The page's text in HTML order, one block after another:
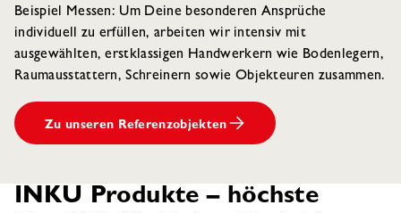
Beispiel Messen: Um Deine besonderen Ansprüche
individuell zu erfüllen, arbeiten wir intensiv mit
ausgewählten, erstklassigen Handwerkern wie Bodenlegern,
Raumausstattern, Schreinern sowie Objekteuren zusammen.
Zu unseren Referenzobjekten
INKU Produkte – höchste